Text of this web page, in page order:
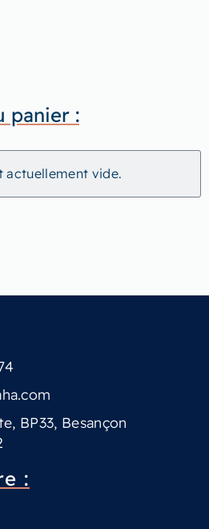
panier :
actuellement vide.
BP33, Besançon
: